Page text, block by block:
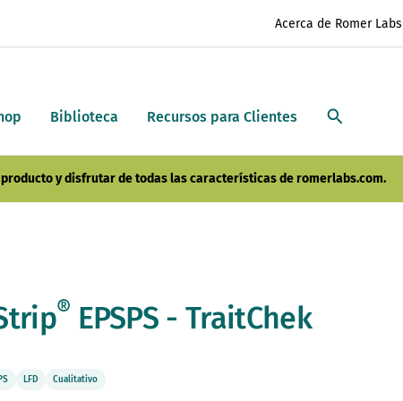
Biblioteca Recursos para Clientes
Acerca de Romer Labs
y disfrutar de todas las características de romerlabs.com.
® EPSPS - TraitChek
LFD Cualitativo